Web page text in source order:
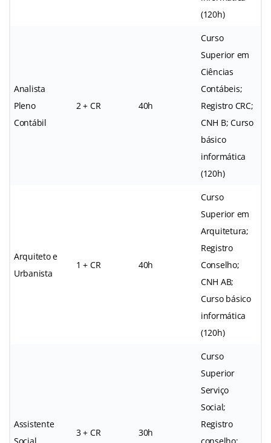
(120h)
Analista
Pleno
Contábil
2 + CR 40h
Curso
Superior em
Ciências
Contábeis;
Registro CRC;
CNH B; Curso
básico
informática
(120h)
Arquiteto e
Urbanista
1 + CR 40h
Curso
Superior em
Arquitetura;
Registro
Conselho;
CNH AB;
Curso básico
informática
(120h)
Assistente
3 + CR 30h
Curso
Superior
Serviço
Social;
Registro